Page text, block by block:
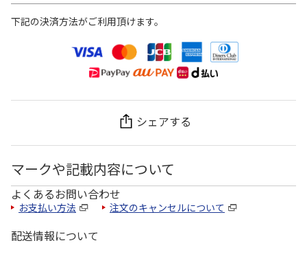
下記の決済方法がご利用頂けます。
シェアする
マークや記載内容について
よくあるお問い合わせ
お支払い方法 注文のキャンセルについて
配送情報について